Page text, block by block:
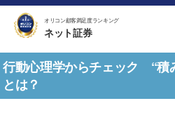
オリコン顧客満足度ランキング
ネット証券
行動心理学からチェック “積
とは？